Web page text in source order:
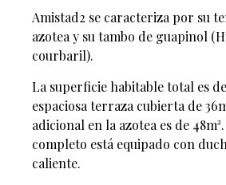
Amistad2 se caracteriza por su
azotea y su tambo de guapinol
courbaril).
La superficie habitable total es
espaciosa terraza cubierta de
adicional en la azotea es de
completo está equipado con
caliente.